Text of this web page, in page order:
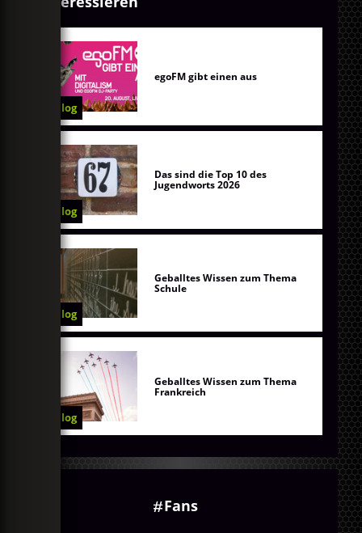
Blog
egoFM gibt einen aus
Blog
Das sind die Top 10 des
Jugendworts 2026
Blog
Geballtes Wissen zum Thema
Schule
Blog
Geballtes Wissen zum Thema
Frankreich
Fans